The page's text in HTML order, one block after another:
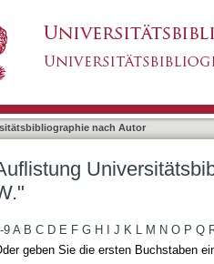
nach Autor
9A B C D E F G H J K L M N O P Q
geben Sie die ersten Buchstaben